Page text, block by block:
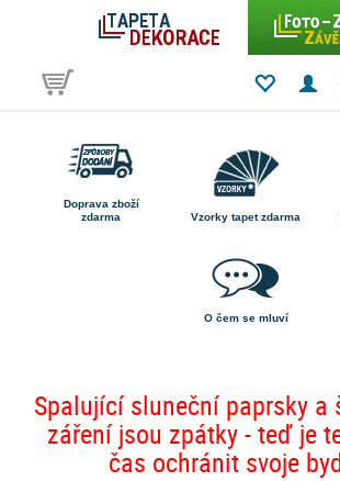
Doprava zboží
zdarma
Vzorky tapet zdarma
O čem se mluví
Spalující sluneční paprsky a
záření jsou zpátky - teď je
čas ochránit svoje